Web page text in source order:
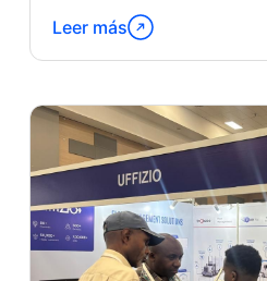
Continúa
leyendo
India
Expo"
Leer más